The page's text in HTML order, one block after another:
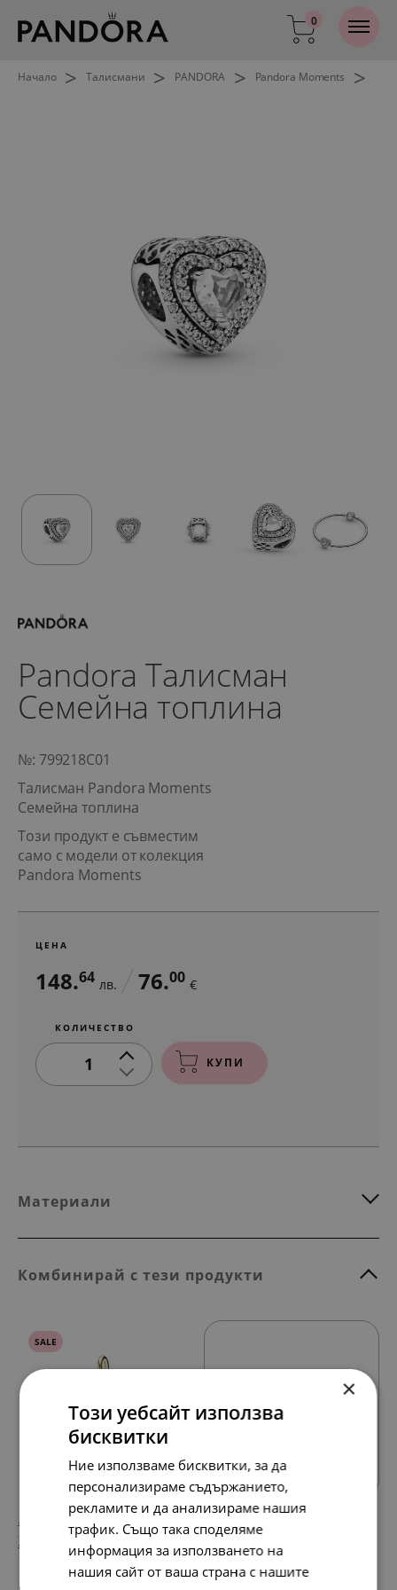
0
Начало > Талисмани > PANDORA > Pandora Moments >
Pandora Талисман
Семейна топлина
№: 799218C01
Талисман Pandora Moments
Семейна топлина
Този продукт е съвместим
само с модели от колекция
Pandora Moments
ЦЕНА
148.64 лв. 76.00 €
КОЛИЧЕСТВО
1 КУПИ
Материали
Комбинирай с тези продукти
SALE
199. лв. 76. лв.
102. 39.00 €
×
Този уебсайт използва
бисквитки
Ние използваме бисквитки, за да
персонализираме съдържанието,
рекламите и да анализираме нашия
трафик. Също така споделяме
информация за използването на
нашия сайт от ваша страна с нашите